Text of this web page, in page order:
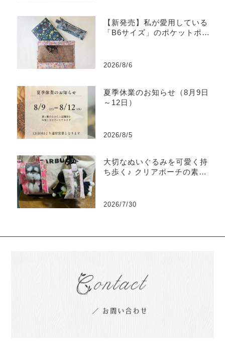
【新発売】私が愛用している
「B6サイズ」のポケットポー
2026/8/6
夏季休業のお知らせ（8月9日
～12日）
2026/8/5
大切なぬいぐるみを可愛く持
ち歩く♪ クリアポーチの素敵
2026/7/30